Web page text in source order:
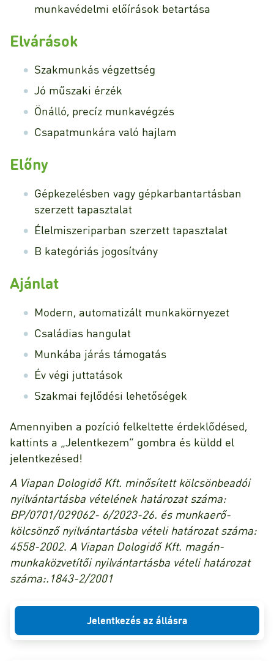
munkavédelmi előírások betartása
Elvárások
Szakmunkás végzettség
Jó műszaki érzék
Önálló, precíz munkavégzés
Csapatmunkára való hajlam
Előny
Gépkezelésben vagy gépkarbantartásban
szerzett tapasztalat
Élelmiszeriparban szerzett tapasztalat
B kategóriás jogosítvány
Ajánlat
Modern, automatizált munkakörnyezet
Családias hangulat
Munkába járás támogatás
Év végi juttatások
Szakmai fejlődési lehetőségek
Amennyiben a pozíció felkeltette érdeklődésed,
kattints a „Jelentkezem” gombra és küldd el
jelentkezésed!
A Viapan Dologidő Kft. minősített kölcsönbeadói
nyilvántartásba vételének határozat száma:
BP/0701/029062- 6/2023-26. és munkaerő-
kölcsönző nyilvántartásba vételi határozat száma:
4558-2002. A Viapan Dologidő Kft. magán-
munkaközvetítői nyilvántartásba vételi határozat
száma:.1843-2/2001
Jelentkezés az állásra